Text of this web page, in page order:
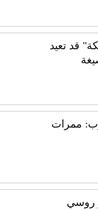
قد تعيد
ممرات
روسي